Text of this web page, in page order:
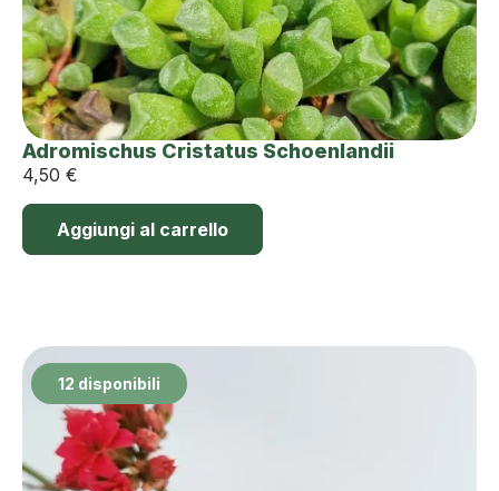
Adromischus Cristatus Schoenlandii
4,50 €
Aggiungi al carrello
12 disponibili